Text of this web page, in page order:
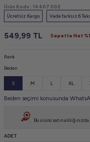
Ürün Kodu : 14407 002
Ücretsiz Kargo
Vade farksız 6
549,99 TL Sepette Net
Renk
Beden
S M L XL
Beden seçimi konusunda
Bu ürünü satın aldığınızda
ADET